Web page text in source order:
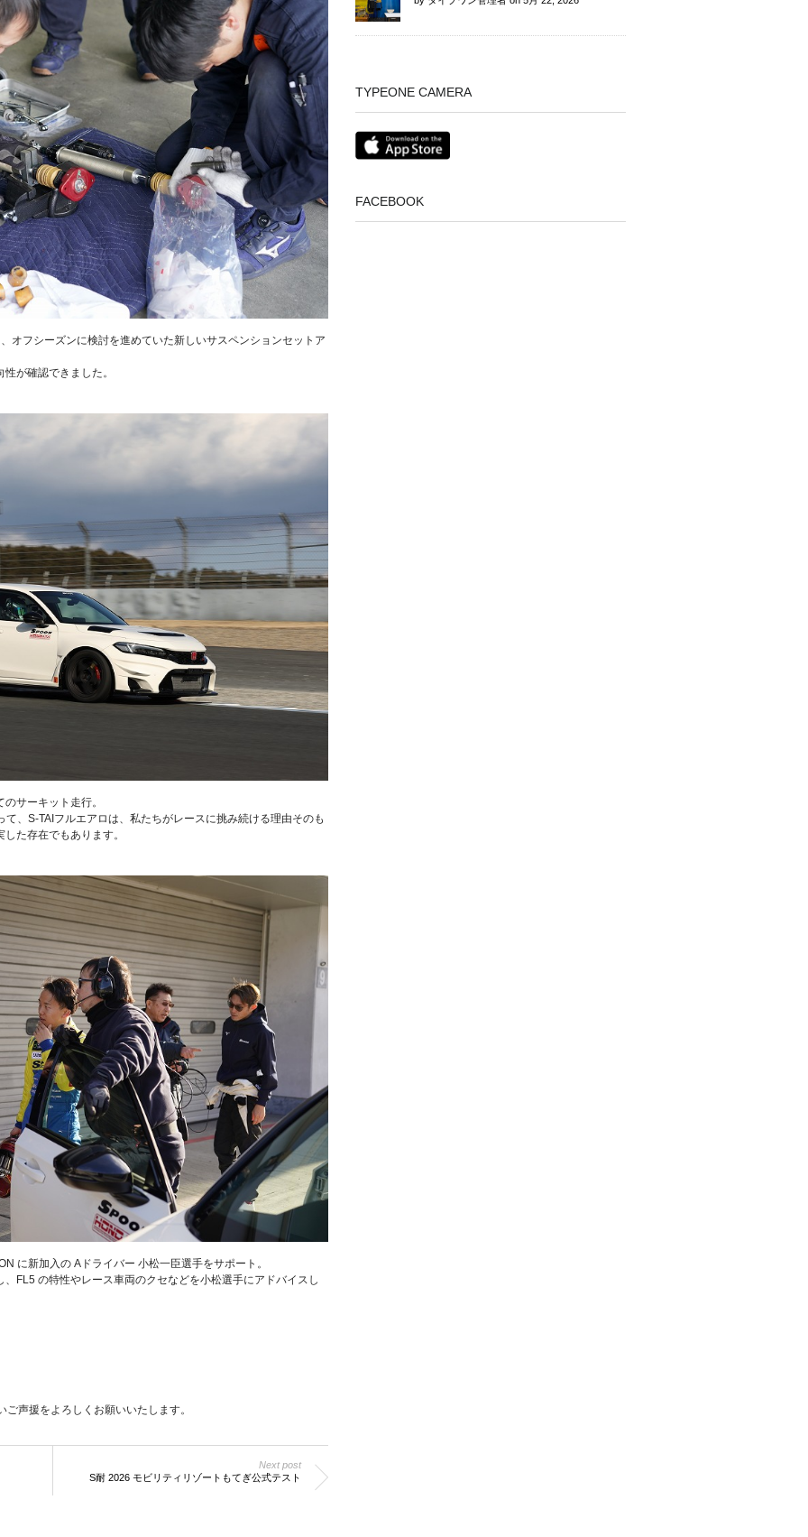
オフシーズンに検討を進めていた新しいサスペンションセットア
が確認できました。
サーキット走行。
、S-TAIフルエアロは、私たちがレースに挑み続ける理由そのも
た存在でもあります。
に新加入の Aドライバー 小松一臣選手をサポート。
FL5 の特性やレース車両のクセなどを小松選手にアドバイスし
声援をよろしくお願いいたします。
Next post
S耐 2026 モビリティリゾートもてぎ公式テスト
TYPEONE CAMERA
FACEBOOK